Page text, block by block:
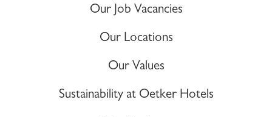
Our Job Vacancies
Our Locations
Our Values
Sustainability at Oetker Hotels